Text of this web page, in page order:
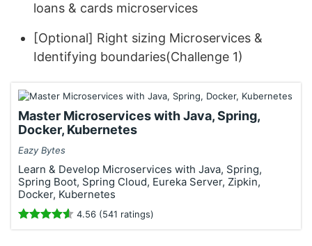
loans & cards microservices
[Optional] Right sizing Microservices &
Identifying boundaries(Challenge 1)
Master Microservices with Java, Spring,
Docker, Kubernetes
Eazy Bytes
Learn & Develop Microservices with Java, Spring,
Spring Boot, Spring Cloud, Eureka Server, Zipkin,
Docker, Kubernetes
4.56 (541 ratings)